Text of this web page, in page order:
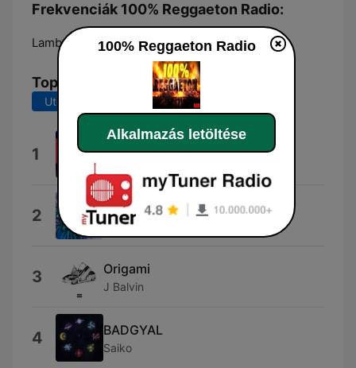
Frekvenciák 100% Reggaeton Radio:
Lambaré: Online
Top dalok
Utolsó 7 nap Utolsó 30 nap
1
2 Mirame
Blessed
3 Origami
J Balvin
4 BADGYAL
Saiko
100% Reggaeton Radio
Alkalmazás letöltése